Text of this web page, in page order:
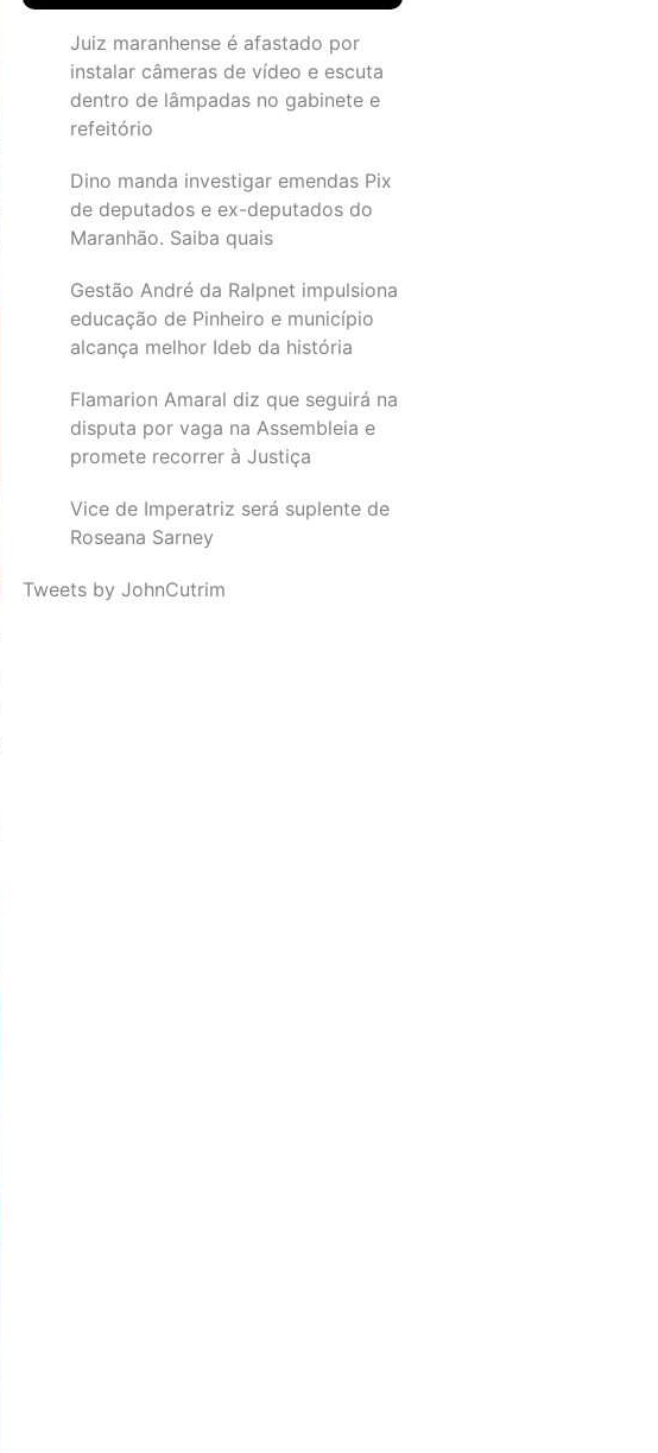
Juiz maranhense é afastado por
instalar câmeras de vídeo e escuta
dentro de lâmpadas no gabinete e
refeitório
Dino manda investigar emendas Pix
de deputados e ex-deputados do
Maranhão. Saiba quais
Gestão André da Ralpnet impulsiona
educação de Pinheiro e município
alcança melhor Ideb da história
Flamarion Amaral diz que seguirá na
disputa por vaga na Assembleia e
promete recorrer à Justiça
Vice de Imperatriz será suplente de
Roseana Sarney
Tweets by JohnCutrim